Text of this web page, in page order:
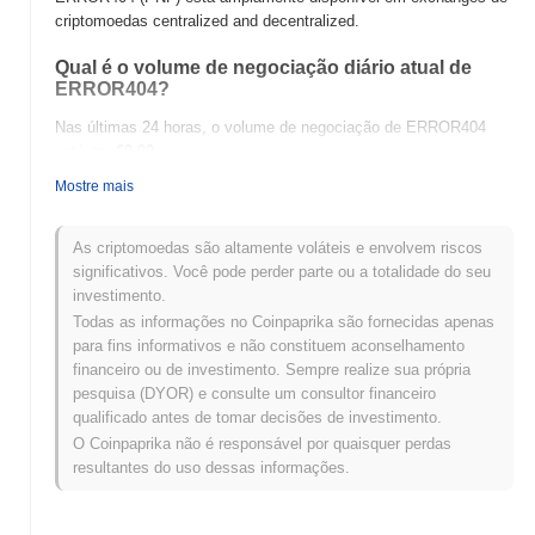
criptomoedas centralized and decentralized.
Qual é o volume de negociação diário atual de
ERROR404?
Nas últimas 24 horas, o volume de negociação de ERROR404
Qual é o histórico da faixa de preço de
Máxima Histórica (ATH):€1,194.94
Mínima Histórica (ATL):€0.00
ERROR404 está sendo negociado atualmente~87.01% abaixo de
sua ATH .
Como ERROR404 está se desempenhando em
comparação com o mercado cripto mais amplo?
Nos últimos 7 dias, ERROR404 ganhou
mercado cripto geral que registrou um ganho de
Mostre mais
As criptomoedas são altamente voláteis e envolvem riscos
significativos. Você pode perder parte ou a totalidade do seu
investimento.
Todas as informações no Coinpaprika são fornecidas apenas
para fins informativos e não constituem aconselhamento
financeiro ou de investimento. Sempre realize sua própria
pesquisa (DYOR) e consulte um consultor financeiro
qualificado antes de tomar decisões de investimento.
O Coinpaprika não é responsável por quaisquer perdas
resultantes do uso dessas informações.